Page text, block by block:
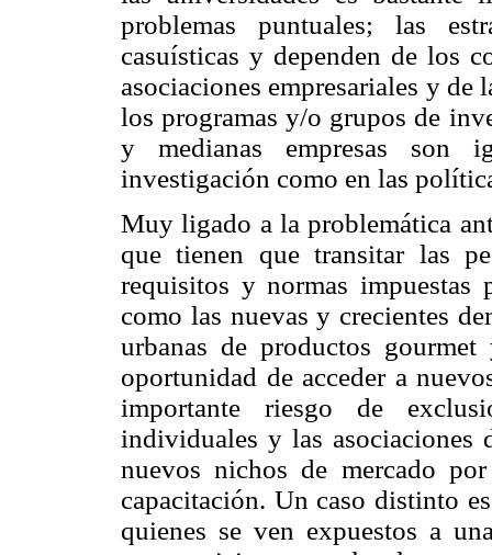
problemas puntuales; las
casuísticas y dependen de los
asociaciones empresariales y
los programas y/o grupos de
y medianas empresas son
investigación como en las
Muy ligado a la problemática
que tienen que transitar las
requisitos y normas impuestas
como las nuevas y crecientes
urbanas de productos
oportunidad de acceder a
importante riesgo de
individuales y las asociaciones
nuevos nichos de mercado
capacitación. Un caso distinto
quienes se ven expuestos a